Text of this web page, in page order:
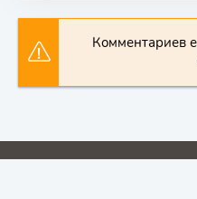
Комментариев